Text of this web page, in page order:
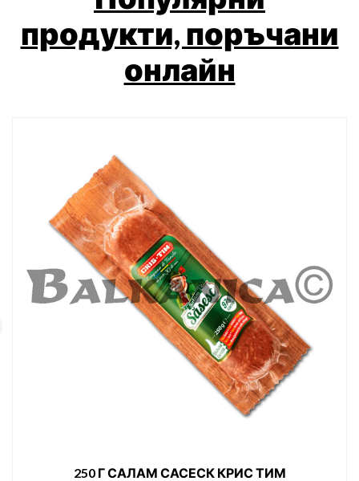
продукти, поръчани
онлайн
САЛАМ САСЕСК КРИС ТИМ